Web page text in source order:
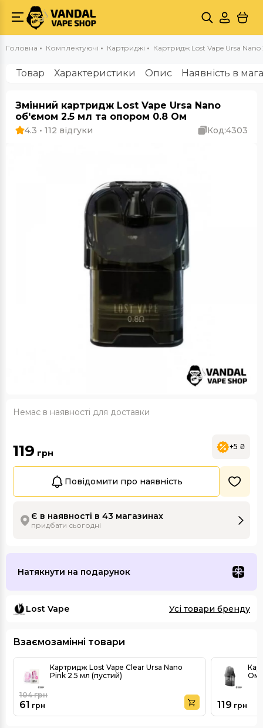
Головна Комплектуючі Картриджі Картридж Lost Vape Ursa
Товар Характеристики Опис Наявність в
Змінний картридж Lost Vape Ursa Nano
об'ємом 2.5 мл та опором 0.8 Ом
4.3 • 112 відгуки Код:4303
Немає в наявності для доставки
119 грн
+5 ₴
Повідомити про наявність
Є в наявності в 43 магазинах
придбати сьогодні
Натякнути на подарунок
Lost Vape Усі товари бренду
Взаємозамінні товари
Картридж Lost Vape Clear Ursa Nano
Pink 2.5 мл (пустий)
61 грн
104грн
Ом
119 грн